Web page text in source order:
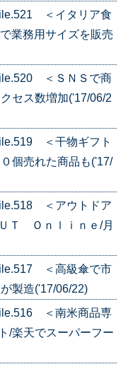
＜イタリア食
業務用サイズを販売
＜ＳＮＳで商
セス数増加('17/06/2
＜干物ギフト
個売れた商品も('17/
＜アウトドア
Ｔ Ｏｎｌｉｎｅ/月
＜高級傘で市
製造('17/06/22)
＜南米商品専
/楽天でスーパーフー